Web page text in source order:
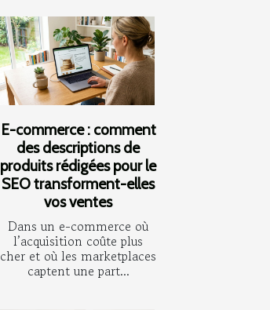
E-commerce : comment
des descriptions de
produits rédigées pour le
SEO transforment-elles
vos ventes
Dans un e-commerce où
l’acquisition coûte plus
cher et où les marketplaces
captent une part...